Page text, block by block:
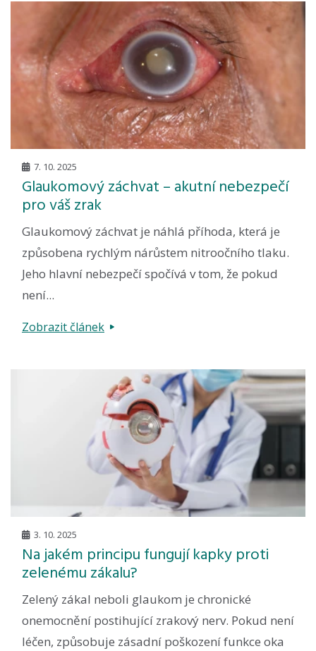
7. 10. 2025
Glaukomový záchvat – akutní nebezpečí
pro váš zrak
Glaukomový záchvat je náhlá příhoda, která je
způsobena rychlým nárůstem nitroočního tlaku.
Jeho hlavní nebezpečí spočívá v tom, že pokud
není...
Zobrazit článek
3. 10. 2025
Na jakém principu fungují kapky proti
zelenému zákalu?
Zelený zákal neboli glaukom je chronické
onemocnění postihující zrakový nerv. Pokud není
léčen, způsobuje zásadní poškození funkce oka